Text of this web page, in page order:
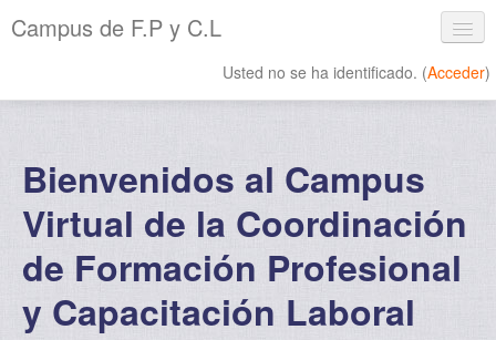
Campus de F.P y C.L
Usted no se ha identificado. (Acceder)
Bienvenidos al Campus
Virtual de la Coordinación
de Formación Profesional
y Capacitación Laboral